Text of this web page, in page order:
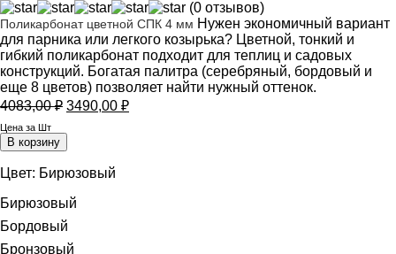
(0 отзывов)
Поликарбонат цветной СПК 4 мм Нужен экономичный вариант
для парника или легкого козырька? Цветной, тонкий и
гибкий поликарбонат подходит для теплиц и садовых
конструкций. Богатая палитра (серебряный, бордовый и
еще 8 цветов) позволяет найти нужный оттенок.
4083,00₽ Первоначальная
составляла
4083,00 ₽.
3490,00 ₽Текущая
Цена за Шт
В корзину
Цвет: Бирюзовый
Бирюзовый
Бордовый
Бронзовый